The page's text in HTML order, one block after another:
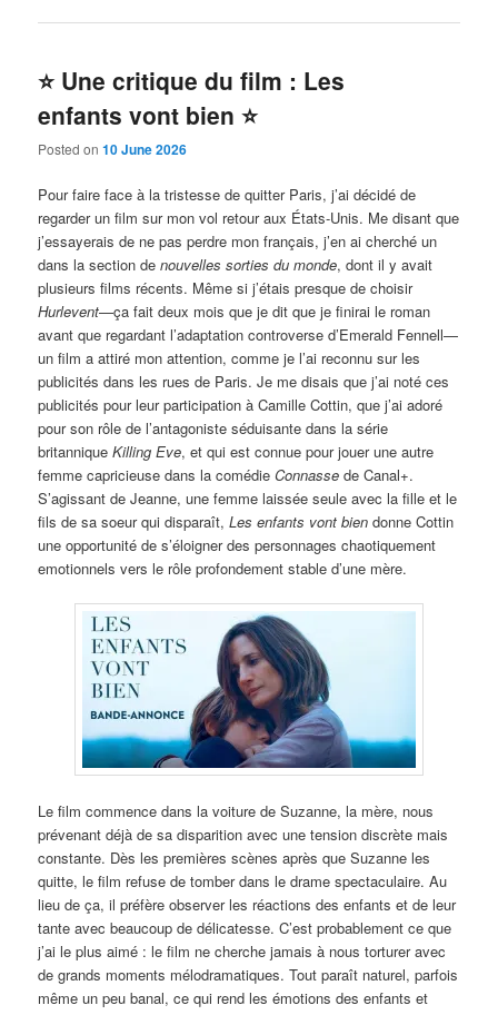
⭐️ Une critique du film : Les
enfants vont bien ⭐️
Posted on10 June 2026
Pour faire face à la tristesse de quitter Paris, j’ai décidé de
regarder un film sur mon vol retour aux États-Unis. Me disant que
j’essayerais de ne pas perdre mon français, j’en ai cherché un
dans la section denouvelles sorties du monde, dont il y avait
plusieurs films récents. Même si j’étais presque de choisir
Hurlevent—ça fait deux mois que je dit que je finirai le roman
avant que regardant l’adaptation controverse d’Emerald Fennell—
un film a attiré mon attention, comme je l’ai reconnu sur les
publicités dans les rues de Paris. Je me disais que j’ai noté ces
publicités pour leur participation à Camille Cottin, que j’ai adoré
pour son rôle de l’antagoniste séduisante dans la série
britanniqueKilling Eve, et qui est connue pour jouer une autre
femme capricieuse dans la comédieConnasse de Canal+.
S’agissant de Jeanne, une femme laissée seule avec la fille et le
fils de sa soeur qui disparaît,Les enfants vont biendonne Cottin
une opportunité de s’éloigner des personnages chaotiquement
emotionnels vers le rôle profondement stable d’une mère.
Le film commence dans la voiture de Suzanne, la mère, nous
prévenant déjà de sa disparition avec une tension discrète mais
constante. Dès les premières scènes après que Suzanne les
quitte, le film refuse de tomber dans le drame spectaculaire. Au
lieu de ça, il préfère observer les réactions des enfants et de leur
tante avec beaucoup de délicatesse. C’est probablement ce que
j’ai le plus aimé : le film ne cherche jamais à nous torturer avec
de grands moments mélodramatiques. Tout paraît naturel, parfois
même un peu banal, ce qui rend les émotions des enfants et